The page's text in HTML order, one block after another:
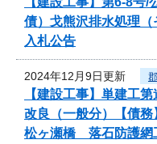
債）戈熊沢排水処理
入札公告
2024年12月9日更新
【建設工事】単建工
改良（一般分）【債務
松ヶ瀬橋 落石防護網